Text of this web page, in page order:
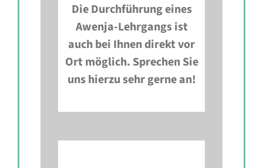
Die Durchführung eines
Awenja-Lehrgangs ist
auch bei Ihnen direkt vor
Ort möglich. Sprechen Sie
uns hierzu sehr gerne an!